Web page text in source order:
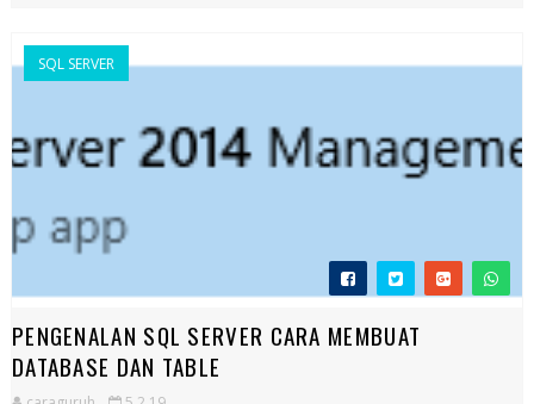
SQL SERVER
PENGENALAN SQL SERVER CARA MEMBUAT
DATABASE DAN TABLE